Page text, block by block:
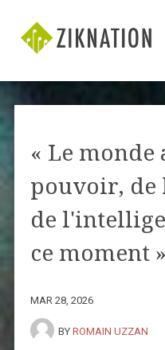
« Le monde
pouvoir, de
de
ce moment »
MAR 28, 2026
BY ROMAIN UZZAN